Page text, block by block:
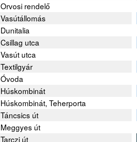
Orvosi rendelő
Vasútállomás
Dunitalia
Csillag utca
Vasút utca
Textilgyár
Óvoda
Húskombinát
Húskombinát, Teherporta
Táncsics út
Meggyes út
Tarczi út